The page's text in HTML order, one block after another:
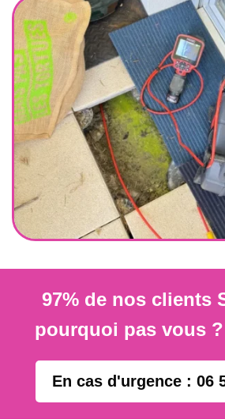
97% de nos clients
pourquoi pas vous
En cas d'urgence : 06